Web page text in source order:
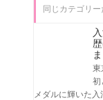
同じカテゴリ
東
初
メダルに輝いた